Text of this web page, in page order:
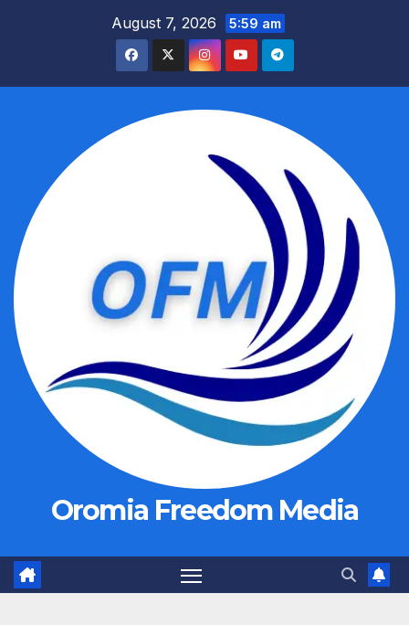
August 7, 2026 5:59 am
Oromia Freedom Media